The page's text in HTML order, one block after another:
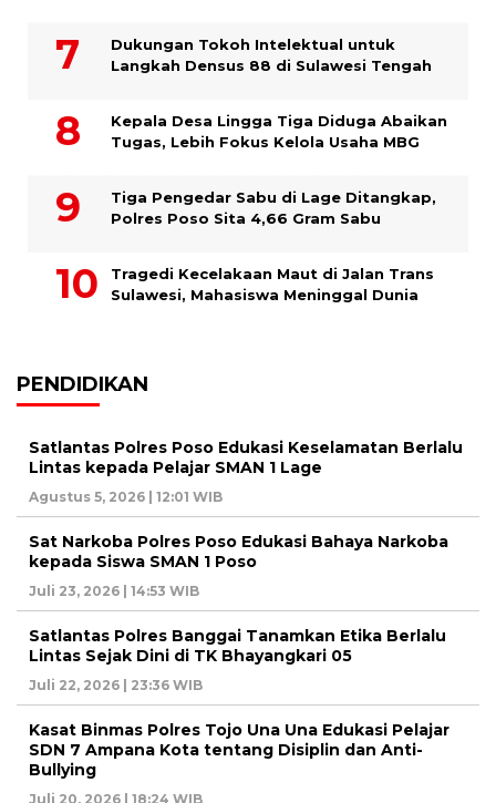
Dukungan Tokoh Intelektual untuk
Langkah Densus 88 di Sulawesi Tengah
Kepala Desa Lingga Tiga Diduga Abaikan
Tugas, Lebih Fokus Kelola Usaha MBG
Tiga Pengedar Sabu di Lage Ditangkap,
Polres Poso Sita 4,66 Gram Sabu
Tragedi Kecelakaan Maut di Jalan Trans
Sulawesi, Mahasiswa Meninggal Dunia
PENDIDIKAN
Satlantas Polres Poso Edukasi Keselamatan Berlalu
Lintas kepada Pelajar SMAN 1 Lage
Agustus 5, 2026 | 12:01 WIB
Sat Narkoba Polres Poso Edukasi Bahaya Narkoba
kepada Siswa SMAN 1 Poso
Juli 23, 2026 | 14:53 WIB
Satlantas Polres Banggai Tanamkan Etika Berlalu
Lintas Sejak Dini di TK Bhayangkari 05
Juli 22, 2026 | 23:36 WIB
Kasat Binmas Polres Tojo Una Una Edukasi Pelajar
SDN 7 Ampana Kota tentang Disiplin dan Anti-
Bullying
Juli 20, 2026 | 18:24 WIB